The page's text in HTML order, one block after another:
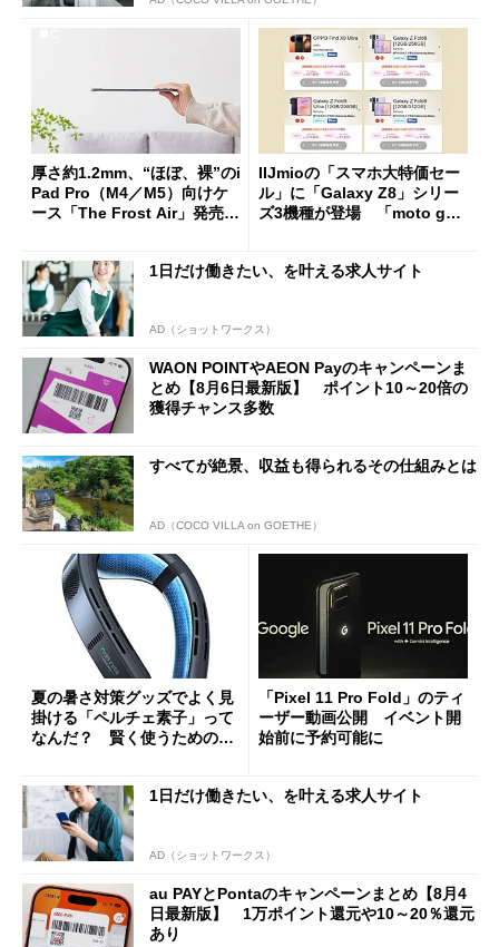
厚さ約1.2mm、“ほぼ、裸”のi
Pad Pro（M4／M5）向けケ
ース「The Frost Air」発売
IIJmioの「スマホ大特価セー
ル」に「Galaxy Z8」シリー
ズ3機種が登場 「moto g37
1日だけ働きたい、を叶える求人サイト
AD（ショットワークス）
WAON POINTやAEON Payのキャンペーンま
とめ【8月6日最新版】 ポイント10～20倍の
獲得チャンス多数
すべてが絶景、収益も得られるその仕組みとは
AD（COCO VILLA on GOETHE）
夏の暑さ対策グッズでよく見
掛ける「ペルチェ素子」って
なんだ？ 賢く使うための注
「Pixel 11 Pro Fold」のティ
ーザー動画公開 イベント開
始前に予約可能に
1日だけ働きたい、を叶える求人サイト
AD（ショットワークス）
au PAYとPontaのキャンペーンまとめ【8月4
日最新版】 1万ポイント還元や10～20％還元
あり